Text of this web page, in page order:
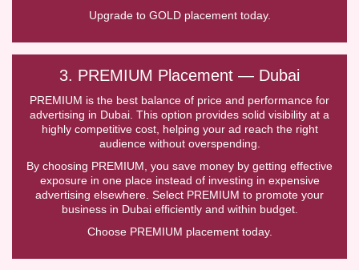
Upgrade to GOLD placement today.
3. PREMIUM Placement — Dubai
PREMIUM is the best balance of price and performance for
advertising in Dubai. This option provides solid visibility at a
highly competitive cost, helping your ad reach the right
audience without overspending.
By choosing PREMIUM, you save money by getting effective
exposure in one place instead of investing in expensive
advertising elsewhere. Select PREMIUM to promote your
business in Dubai efficiently and within budget.
Choose PREMIUM placement today.